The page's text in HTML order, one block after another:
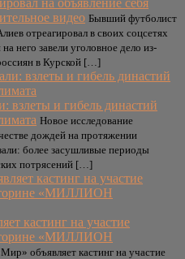
на объявление себя
видео Бывший футболист
отреагировал в своих соцсетях
него завели уголовное дело из-
в Курской […]
взлеты и гибель династий
Новое исследование
дождей на протяжении
более засушливые периоды
потрясений […]
кастинг на участие
«МИЛЛИОН
объявляет кастинг на участие